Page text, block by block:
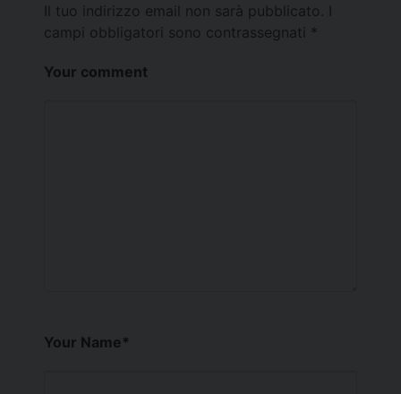
Il tuo indirizzo email non sarà pubblicato.
campi obbligatori sono contrassegnati *
Your comment
Your Name*